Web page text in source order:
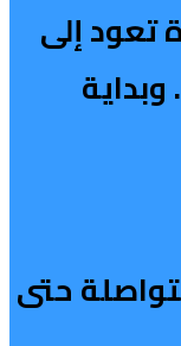
تعود إلى
حتى